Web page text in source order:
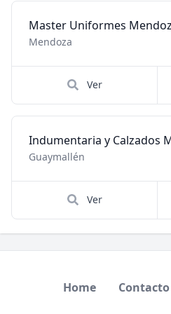
Master Uniformes
Mendoza
Ver
Indumentaria y Calzados
Guaymallén
Ver
Home Contacto